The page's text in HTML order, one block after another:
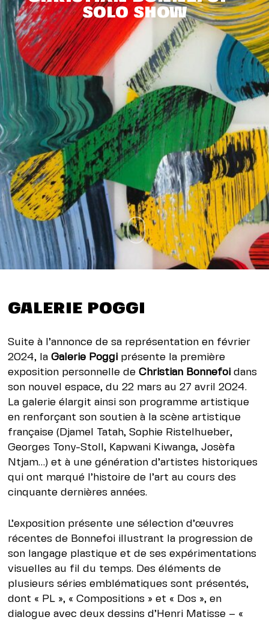
SOLO SHOW
GALERIE POGGI
Suite à l’annonce de sa représentation en février
2024, laGalerie Poggi présente la première
exposition personnelle deChristian Bonnefoi dans
son nouvel espace, du 22 mars au 27 avril 2024.
La galerie élargit ainsi son programme artistique
en renforçant son soutien à la scène artistique
française (Djamel Tatah, Sophie Ristelhueber,
Georges Tony-Stoll, Kapwani Kiwanga, Josèfa
Ntjam…) et à une génération d’artistes historiques
qui ont marqué l’histoire de l’art au cours des
cinquante dernières années.
L’exposition présente une sélection d’œuvres
récentes de Bonnefoi illustrant la progression de
son langage plastique et de ses expérimentations
visuelles au fil du temps. Des éléments de
plusieurs séries emblématiques sont présentés,
dont « PL », « Compositions » et « Dos », en
dialogue avec deux dessins d’Henri Matisse – «